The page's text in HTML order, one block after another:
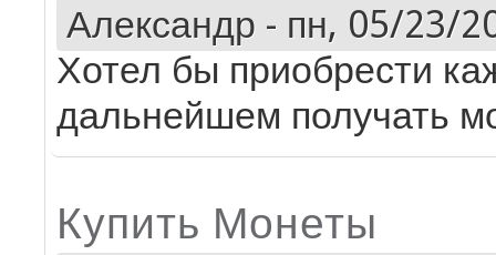
Александр - пн, 05/23/
Хотел бы приобрести
дальнейшем получать
Купить Монеты